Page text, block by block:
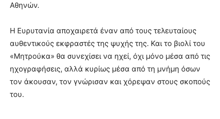
Αθηνών.
Η Ευρυτανία αποχαιρετά έναν από τους τελευταίους
αυθεντικούς εκφραστές της ψυχής της. Και το βιολί του
«Μητρούκα» θα συνεχίσει να ηχεί, όχι μόνο μέσα από τις
ηχογραφήσεις, αλλά κυρίως μέσα από τη μνήμη όσων
τον άκουσαν, τον γνώρισαν και χόρεψαν στους σκοπούς
του.